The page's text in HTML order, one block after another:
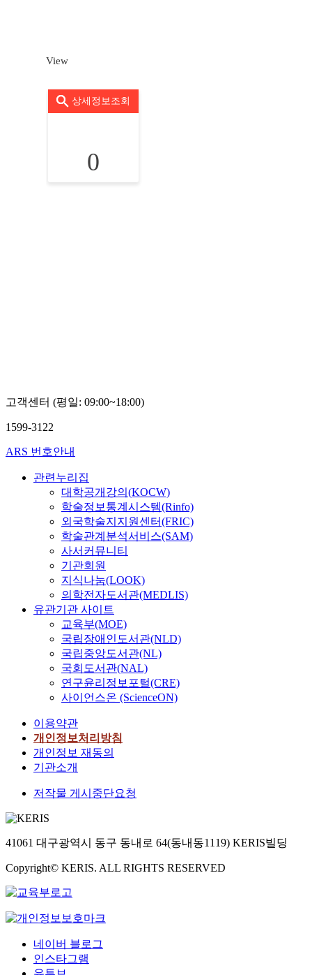
View
상세정보조회
0
고객센터 (평일: 09:00~18:00)
1599-3122
ARS 번호안내
관련누리집
대학공개강의(KOCW)
학술정보통계시스템(Rinfo)
외국학술지지원센터(FRIC)
학술관계분석서비스(SAM)
사서커뮤니티
기관회원
지식나눔(LOOK)
의학전자도서관(MEDLIS)
유관기관 사이트
교육부(MOE)
국립장애인도서관(NLD)
국립중앙도서관(NL)
국회도서관(NAL)
연구윤리정보포털(CRE)
사이언스온 (ScienceON)
이용약관
개인정보처리방침
개인정보 재동의
기관소개
저작물 게시중단요청
41061 대구광역시 동구 동내로 64(동내동1119) KERIS빌딩
Copyright© KERIS. ALL RIGHTS RESERVED
네이버 블로그
인스타그램